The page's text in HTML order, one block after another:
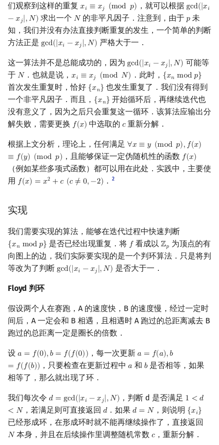
们观察到这样的重复 𝑥𝑖 ≡ 𝑥𝑗 (mod 𝑝)
xi≡xj (modp) ，就可以根据 gcd(|𝑥𝑖
−𝑥𝑗|,𝑁)
gcd( |xi
求出一个 𝑁
N 的非平凡因子．注意到，由于𝑝
p 未
知，我们并没有办法直接判断重复的发生，一个简单的判断
方法正是 gcd(|𝑥𝑖 −𝑥𝑗|,𝑁)
gcd( |xi −x |,N) 严格大于一．
这一算法并不是总能成功的，因为 gcd(|𝑥𝑖 −𝑥𝑗|,𝑁)
gcd( |xi −x |,N)
可能等
于 𝑁
N ．也就是说，𝑥𝑖 ≡ 𝑥𝑗 (mod 𝑁)
xi≡xj (modN) ．此时， {𝑥𝑛 mod𝑝}
{xnmodp}
首次发生重复时，恰好 {𝑥𝑛}
{xn} 也发生重复了．我们没有得到
一个非平凡因子．而且， {𝑥𝑛}
{xn} 开始循环后，再继续迭代也
没有意义了，因为之后只会重复这一循环．该算法应输出分
解失败，需要更换 𝑓(𝑥)
f(x) 中选取的𝑐
c 重新分解．
根据上文分析，理论上，任何满足 ∀𝑥 ≡ 𝑦 (mod 𝑝),𝑓(𝑥)
≡ 𝑓(𝑦) (mod 𝑝)
∀x≡y( modp),f (x)≡f(y)(
，且能够保证一定伪随机性的函数 𝑓(𝑥)
f(x)
（例如某些多项式函数）都可以用在此处．实践中，主要使
用 𝑓(𝑥) = 𝑥2 +𝑐 (𝑐 ≠ 0,−2)
f(x)= x2 +c c≠0 −2 ) ． 2
实现
我们需要实现的算法，能够在迭代过程中快速判断
{𝑥𝑛 mod𝑝}
{xnmodp} 是否已经出现重复．将 𝑓
f 看成以ℤ𝑝
Zp 为顶点的有
向图上的边，我们实际要实现的是一个判环算法．只是将判
等改为了判断 gcd(|𝑥𝑖 −𝑥𝑗|,𝑁)
gcd( |xi −x |,N) 是否大于一．
Floyd 判环
假设两个人在赛跑，A 的速度快，B 的速度慢，经过一定时
间后，A 一定会和 B 相遇，且相遇时 A 跑过的总距离减去 B
跑过的总距离一定是圈长的倍数．
设 𝑎 = 𝑓(0),𝑏 = 𝑓(𝑓(0))
a =f( 0),b=f( (0 )) ，每一次更新 𝑎 = 𝑓(𝑎),𝑏
= 𝑓(𝑓(𝑏))
a =f( a),b=f(f
，只要检查在更新过程中𝑎
a 和 𝑏
b是否相等，如果
相等了，那么就出现了环．
我们每次令 𝑑 = gcd(|𝑥𝑖 −𝑥𝑗|,𝑁)
d =gcd(|x i−x j|, N) ，判断 d 是否满足 1 < 𝑑
< 𝑁
1 <d <N
，若满足则可直接返回 𝑑
d．如果𝑑 = 𝑁
d =N ，则说明 {𝑥𝑖}
{xi}
已经形成环，在形成环时就不能再继续操作了，直接返回
𝑁
N 本身，并且在后续操作里调整随机常数𝑐
c ，重新分解．